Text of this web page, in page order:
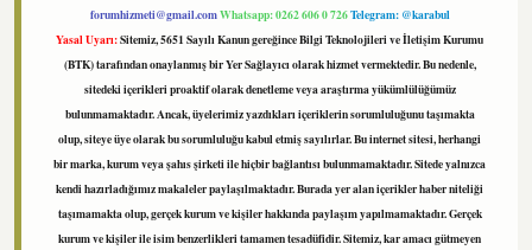
forumhizmeti@gmail.comWhatsapp: 0262 606 0 726Telegram: @karabul
Yasal Uyarı:Sitemiz, 5651 Sayılı Kanun gereğince Bilgi Teknolojileri ve İletişim Kurumu
(BTK) tarafından onaylanmış bir Yer Sağlayıcı olarak hizmet vermektedir. Bu nedenle,
sitedeki içerikleri proaktif olarak denetleme veya araştırma yükümlülüğümüz
bulunmamaktadır. Ancak, üyelerimiz yazdıkları içeriklerin sorumluluğunu taşımakta
olup, siteye üye olarak bu sorumluluğu kabul etmiş sayılırlar. Bu internet sitesi, herhangi
bir marka, kurum veya şahıs şirketi ile hiçbir bağlantısı bulunmamaktadır. Sitede yalnızca
kendi hazırladığımız makaleler paylaşılmaktadır. Burada yer alan içerikler haber niteliği
taşımamakta olup, gerçek kurum ve kişiler hakkında paylaşım yapılmamaktadır. Gerçek
kurum ve kişiler ile isim benzerlikleri tamamen tesadüfidir. Sitemiz, kar amacı gütmeyen